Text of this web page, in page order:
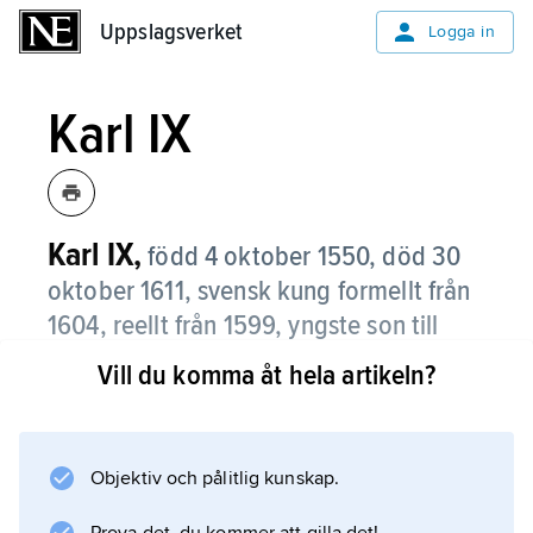
Uppslagsverket Logga in
Karl IX
Karl IX, född 4 oktober 1550, död 30
oktober 1611, svensk kung formellt från
1604, reellt från 1599, yngste son till
Gustav Vasa och Margareta
Leijonhufvud.
hertigdöme omfattande större delen av
Vill du komma åt hela artikeln?
Objektiv och pålitlig kunskap.